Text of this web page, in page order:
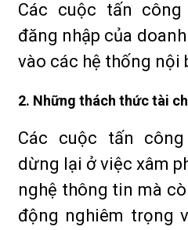
Các cuộc tấn
đăng nhập của
vào các hệ thống nội
2. Những thách thức tài
Các cuộc tấn
dừng lại ở việc xâm
nghệ thông tin mà
động nghiêm trọng